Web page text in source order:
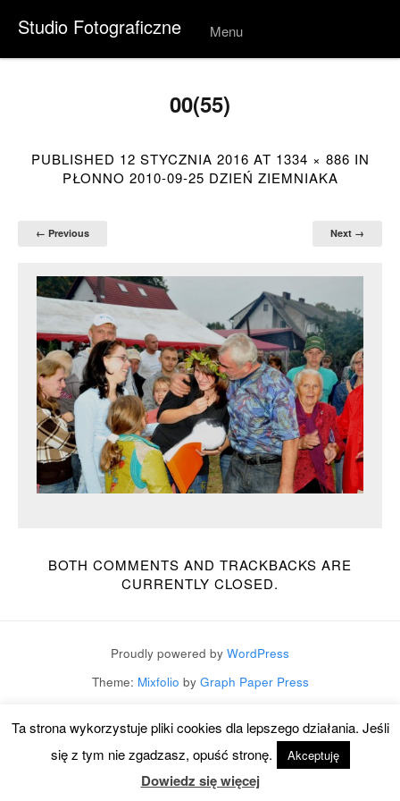
Studio Fotograficzne Menu
Skip to
00(55)
PUBLISHED 12 STYCZNIA 2016 AT 1334 × 886 IN
PŁONNO 2010-09-25 DZIEŃ ZIEMNIAKA
← Previous Next →
BOTH COMMENTS AND TRACKBACKS ARE
CURRENTLY CLOSED.
Proudly powered by WordPress
Theme: Mixfolio by Graph Paper Press
Ta strona wykorzystuje pliki cookies dla lepszego działania. Jeśli
się z tym nie zgadzasz, opuść stronę.
Akceptuję
Dowiedz się więcej